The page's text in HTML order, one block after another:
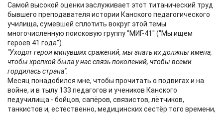
Самой высокой оценки заслуживает этот титанический труд
бывшего преподавателя истории Канского педагогического
училища, сумевшей сплотить вокруг этой темы
многочисленную поисковую группу "МИГ-41" ("Мы ищем
героев 41 года").
"Уходят герои минувших сражений, мы знать их должны имена,
чтобы крепкой была у нас связь поколений, чтобы всеми
гордилась страна".
Месяц понадобился мне, чтобы прочитать о подвигах и на
войне, и в тылу 133 педагогов и учеников Канского
педучилища - бойцов, сапёров, связистов, лётчиков,
танкистов и, естественно, медицинских сестёр того времени,